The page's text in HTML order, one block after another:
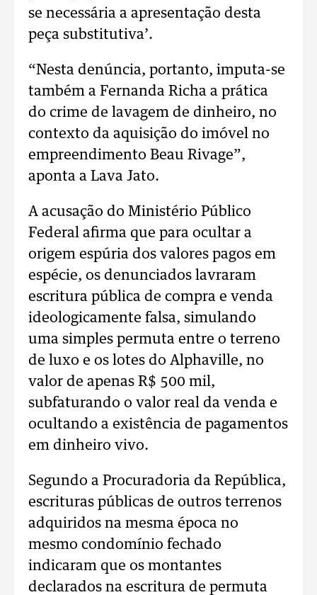
se necessária a apresentação desta
peça substitutiva’.
“Nesta denúncia, portanto, imputa-se
também a Fernanda Richa a prática
do crime de lavagem de dinheiro, no
contexto da aquisição do imóvel no
empreendimento Beau Rivage”,
aponta a Lava Jato.
A acusação do Ministério Público
Federal afirma que para ocultar a
origem espúria dos valores pagos em
espécie, os denunciados lavraram
escritura pública de compra e venda
ideologicamente falsa, simulando
uma simples permuta entre o terreno
de luxo e os lotes do Alphaville, no
valor de apenas R$ 500 mil,
subfaturando o valor real da venda e
ocultando a existência de pagamentos
em dinheiro vivo.
Segundo a Procuradoria da República,
escrituras públicas de outros terrenos
adquiridos na mesma época no
mesmo condomínio fechado
indicaram que os montantes
declarados na escritura de permuta